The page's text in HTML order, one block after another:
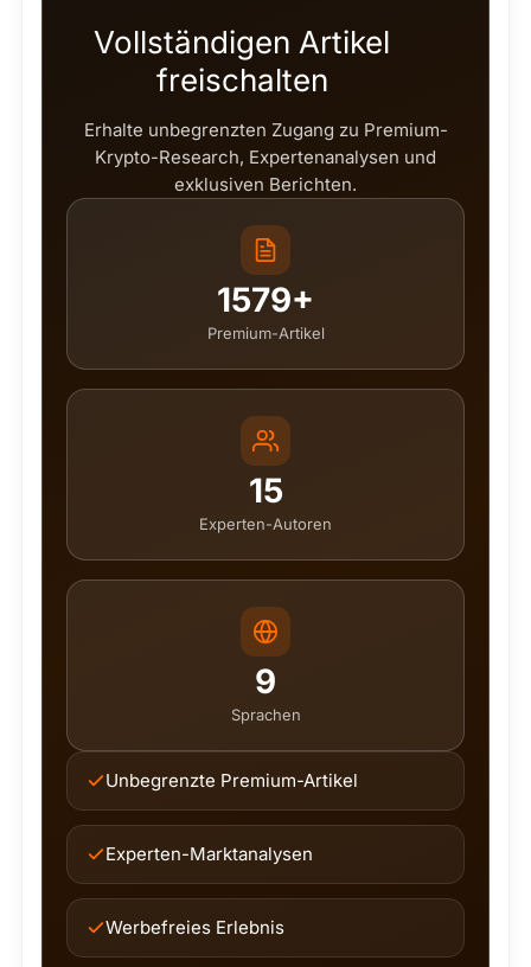
Vollständigen Artikel
freischalten
Erhalte unbegrenzten Zugang zu Premium-
Krypto-Research, Expertenanalysen und
exklusiven Berichten.
1579+
Premium-Artikel
15
Experten-Autoren
9
Sprachen
Unbegrenzte Premium-Artikel
Experten-Marktanalysen
Werbefreies Erlebnis